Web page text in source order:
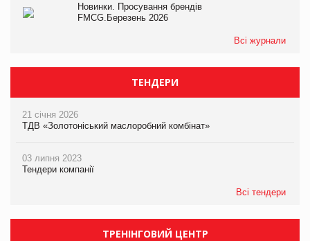
Новинки. Просування брендів
FMCG.Березень 2026
Всі журнали
ТЕНДЕРИ
21 січня 2026
ТДВ «Золотоніський маслоробний комбінат»
03 липня 2023
Тендери компанії
Всі тендери
ТРЕНІНГОВИЙ ЦЕНТР